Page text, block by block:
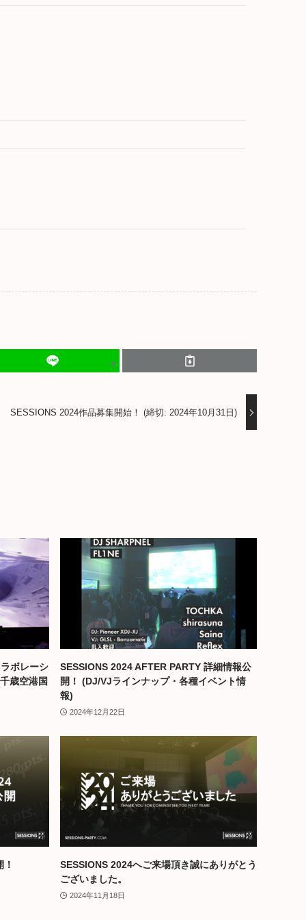
SESSIONS 2024作品募集開始！ (締切: 2024年10月31日)
ボレーシ
歳空港国
SESSIONS 2024 AFTER PARTY 詳細情報公
開！ (DJ/VJラインナップ・各種イベント情
報)
2024年12月22日
SESSIONS 2024へご来場頂き誠にありがとう
ございました。
2024年11月18日